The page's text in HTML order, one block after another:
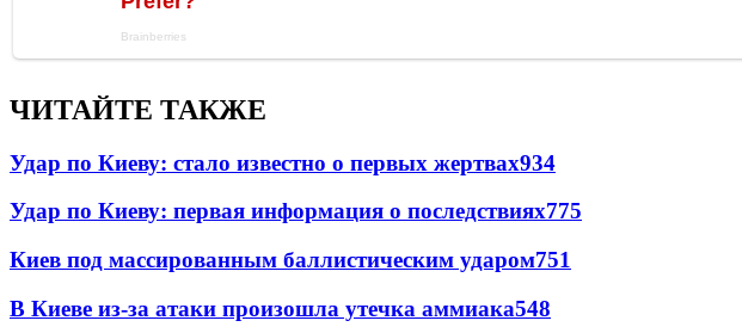
ЧИТАЙТЕ ТАКЖЕ
Удар по Киеву: стало известно о первых жертвах934
Удар по Киеву: первая информация о последствиях775
Киев под массированным баллистическим ударом751
В Киеве из-за атаки произошла утечка аммиака548